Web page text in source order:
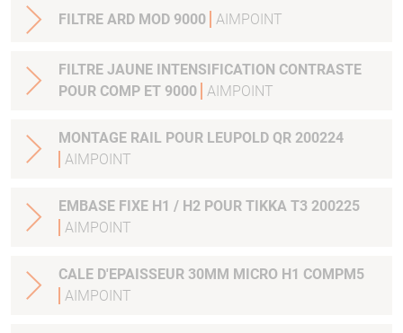
FILTRE ARD MOD 9000 AIMPOINT
FILTRE JAUNE INTENSIFICATION CONTRASTE
POUR COMP ET 9000 AIMPOINT
MONTAGE RAIL POUR LEUPOLD QR 200224
AIMPOINT
EMBASE FIXE H1 / H2 POUR TIKKA T3 200225
AIMPOINT
CALE D'EPAISSEUR 30MM MICRO H1 COMPM5
AIMPOINT